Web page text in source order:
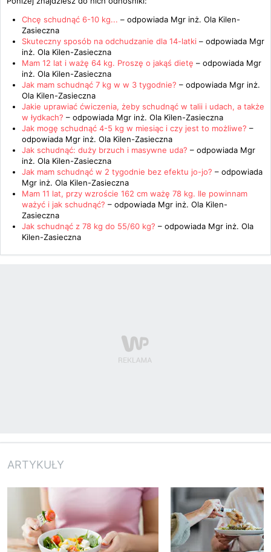
Chcę schudnąć 6-10 kg... – odpowiada Mgr inż. Ola Kilen-
Zasieczna
Skuteczny sposób na odchudzanie dla 14-latki – odpowiada Mgr
inż. Ola Kilen-Zasieczna
Mam 12 lat i ważę 64 kg. Proszę o jakąś dietę – odpowiada Mgr
inż. Ola Kilen-Zasieczna
Jak mam schudnąć 7 kg w w 3 tygodnie? – odpowiada Mgr inż.
Ola Kilen-Zasieczna
Jakie uprawiać ćwiczenia, żeby schudnąć w talii i udach, a także
w łydkach? – odpowiada Mgr inż. Ola Kilen-Zasieczna
Jak mogę schudnąć 4-5 kg w miesiąc i czy jest to możliwe? –
odpowiada Mgr inż. Ola Kilen-Zasieczna
Jak schudnąć: duży brzuch i masywne uda? – odpowiada Mgr
inż. Ola Kilen-Zasieczna
Jak mam schudnąć w 2 tygodnie bez efektu jo-jo? – odpowiada
Mgr inż. Ola Kilen-Zasieczna
Mam 11 lat, przy wzroście 162 cm ważę 78 kg. Ile powinnam
ważyć i jak schudnąć? – odpowiada Mgr inż. Ola Kilen-
Zasieczna
Jak schudnąć z 78 kg do 55/60 kg? – odpowiada Mgr inż. Ola
Kilen-Zasieczna
ARTYKUŁY